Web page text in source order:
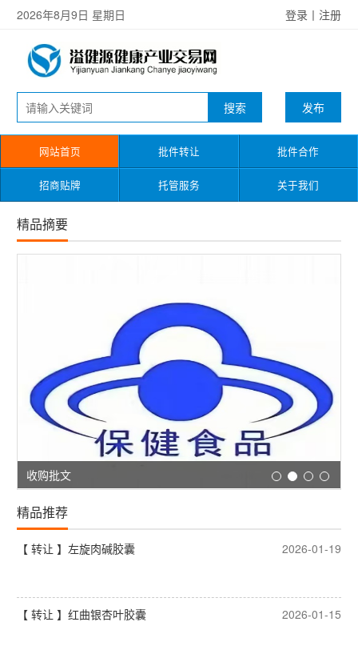
2026年8月9日 星期日 登录 丨 注册
发布
网站首页 批件转让 批件合作
招商贴牌 托管服务 关于我们
精品摘要
收购批文
精品推荐
【 转让 】左旋肉碱胶囊 2026-01-19
【 转让 】红曲银杏叶胶囊 2026-01-15